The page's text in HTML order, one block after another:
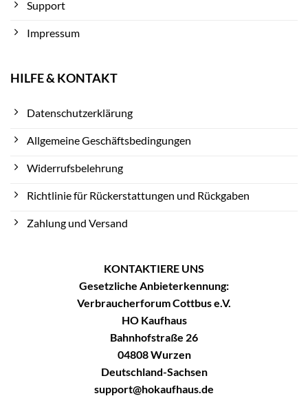
Support
Impressum
HILFE & KONTAKT
Datenschutzerklärung
Allgemeine Geschäftsbedingungen
Widerrufsbelehrung
Richtlinie für Rückerstattungen und Rückgaben
Zahlung und Versand
KONTAKTIERE UNS
Gesetzliche Anbieterkennung:
Verbraucherforum Cottbus e.V.
HO Kaufhaus
Bahnhofstraße 26
04808 Wurzen
Deutschland-Sachsen
support@hokaufhaus.de